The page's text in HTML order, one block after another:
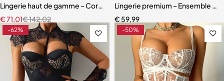
Lingerie haut de gamme – Corset en dentelle avec string,
€142,02
€71,01
Lingerie premium – Ensemble
€ 59,99
-62% -50%